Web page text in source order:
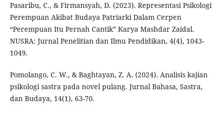
Pasaribu, C., & Firmansyah, D. (2023). Representasi Psikologi
Perempuan Akibat Budaya Patriarki Dalam Cerpen
“Perempuan Itu Pernah Cantik” Karya Mashdar Zaidal.
NUSRA: Jurnal Penelitian dan Ilmu Pendidikan, 4(4), 1043-
1049.
Pomolango, C. W., & Baghtayan, Z. A. (2024). Analisis kajian
psikologi sastra pada novel pulang. Jurnal Bahasa, Sastra,
dan Budaya, 14(1), 63-70.